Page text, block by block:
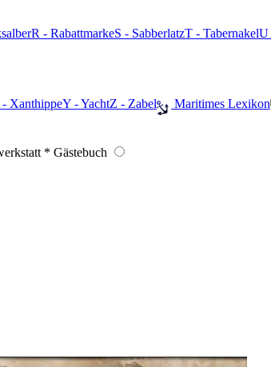
R - RabattmarkeS - SabberlatzT - TabernakelU
XanthippeY - YachtZ - Zabel ️ Maritimes Lexikon
* Gästebuch